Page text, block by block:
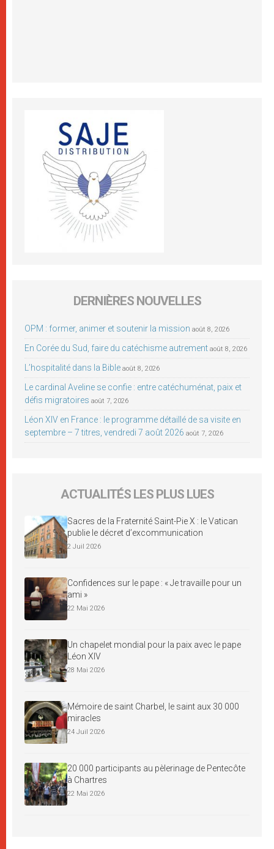
DERNIÈRES NOUVELLES
OPM : former, animer et soutenir la mission août 8, 2026
En Corée du Sud, faire du catéchisme autrement août 8, 2026
L’hospitalité dans la Bible août 8, 2026
Le cardinal Aveline se confie : entre catéchuménat, paix et
défis migratoires août 7, 2026
Léon XIV en France : le programme détaillé de sa visite en
septembre – 7 titres, vendredi 7 août 2026 août 7, 2026
ACTUALITÉS LES PLUS LUES
Sacres de la Fraternité Saint-Pie X : le Vatican
publie le décret d’excommunication
2 Juil 2026
Confidences sur le pape : « Je travaille pour un
ami »
22 Mai 2026
Un chapelet mondial pour la paix avec le pape
Léon XIV
28 Mai 2026
Mémoire de saint Charbel, le saint aux 30 000
miracles
24 Juil 2026
20 000 participants au pèlerinage de Pentecôte
à Chartres
22 Mai 2026